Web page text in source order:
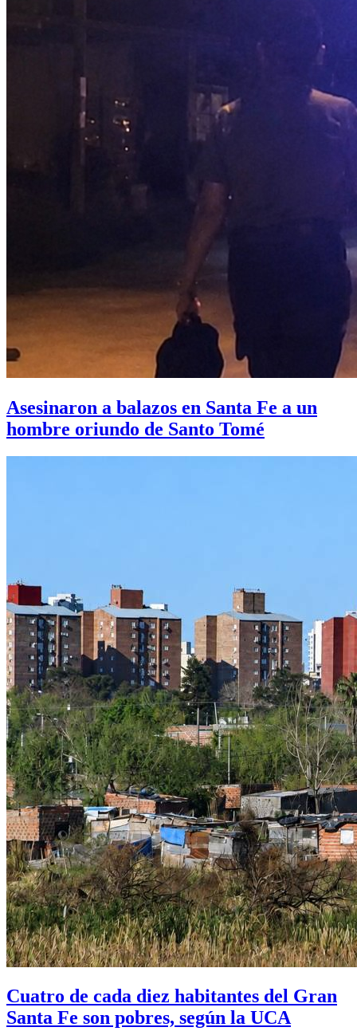
Asesinaron a balazos en Santa Fe a un
hombre oriundo de Santo Tomé
Cuatro de cada diez habitantes del Gran
Santa Fe son pobres, según la UCA